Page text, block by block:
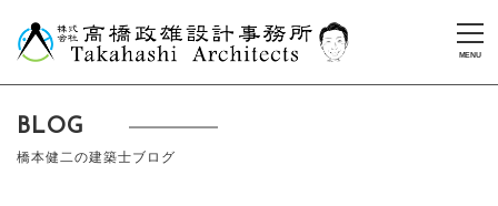
BLOG
橋本健二の建築士ブログ